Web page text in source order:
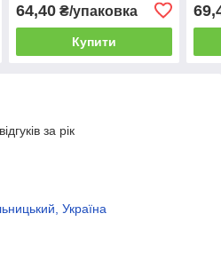
уп./ящик) для холодних і
гарячих напоїв на виніс
64,40₴/упаковка
Купити
за рік
Україна